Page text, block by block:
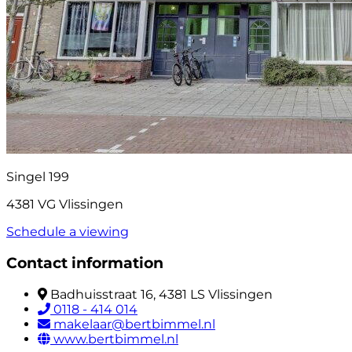
Singel 199
4381 VG Vlissingen
Schedule a viewing
Contact information
Badhuisstraat 16, 4381 LS Vlissingen
0118 - 414 014
makelaar@bertbimmel.nl
www.bertbimmel.nl